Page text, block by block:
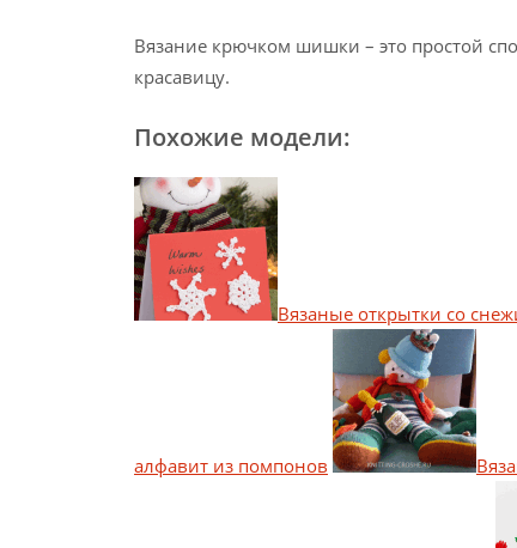
Вязание крючком шишки – это простой
красавицу.
Похожие модели:
Вязаные открытки со
алфавит из помпонов